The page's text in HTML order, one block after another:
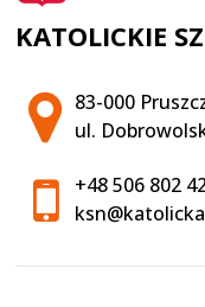
KATOLICKIE
Adres
83-000
ul.
+48 506 802